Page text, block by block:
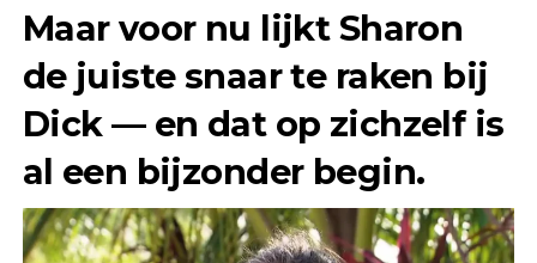
Maar voor nu lijkt Sharon
de juiste snaar te raken bij
Dick — en dat op zichzelf is
al een bijzonder begin.